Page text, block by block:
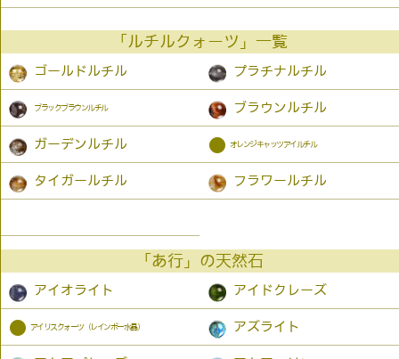
「ルチルクォーツ」一覧
ゴールドルチル プラチナルチル
ブラックブラウンルチル ブラウンルチル
ガーデンルチル ● オレンジキャッツアイルチル
タイガールチル フラワールチル
「あ行」の天然石
アイオライト アイドクレーズ
● アイリスクォーツ（レインボー水晶） アズライト